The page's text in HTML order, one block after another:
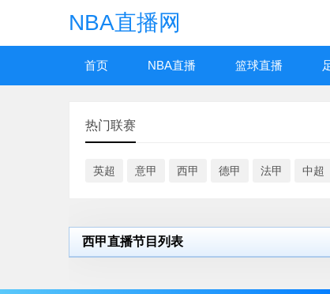
NBA直播网
首页 NBA直播 篮球直播
热门联赛
英超 意甲 西甲 德甲 法甲 中超
西甲直播节目列表